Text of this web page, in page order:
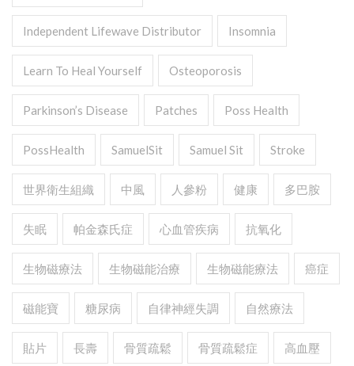
Independent Lifewave Distributor Insomnia
Learn To Heal Yourself Osteoporosis
Parkinson’s Disease Patches Poss Health
PossHealth SamuelSit Samuel Sit Stroke
世界衛生組織 中風 人參粉 健康 多巴胺
失眠 帕金森氏症 心血管疾病 抗氧化
生物磁療法 生物磁能治療 生物磁能療法 癌症
磁能寶 糖尿病 自律神經失調 自然療法
貼片 長壽 骨質疏鬆 骨質疏鬆症 高血壓